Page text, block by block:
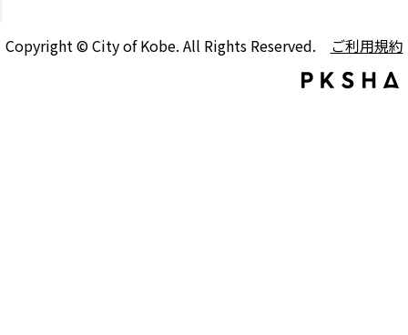
Copyright © City of Kobe. All Rights Reserved. ご利用規約